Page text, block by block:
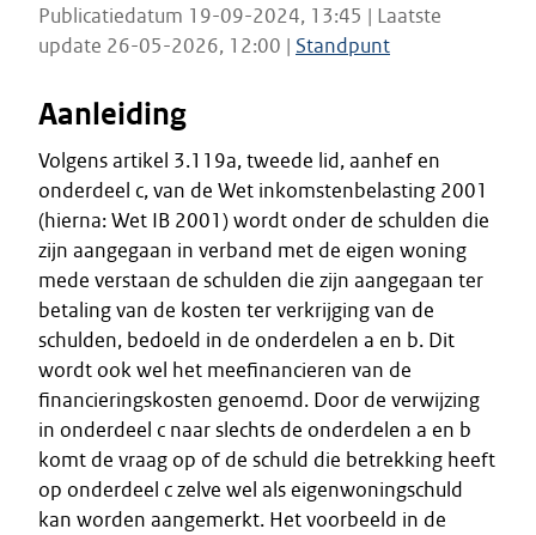
Publicatiedatum 19-09-2024, 13:45 | Laatste
update 26-05-2026, 12:00 | Standpunt
Aanleiding
Volgens artikel 3.119a, tweede lid, aanhef en
onderdeel c, van de Wet inkomstenbelasting 2001
(hierna: Wet IB 2001) wordt onder de schulden die
zijn aangegaan in verband met de eigen woning
mede verstaan de schulden die zijn aangegaan ter
betaling van de kosten ter verkrijging van de
schulden, bedoeld in de onderdelen a en b. Dit
wordt ook wel het meefinancieren van de
financieringskosten genoemd. Door de verwijzing
in onderdeel c naar slechts de onderdelen a en b
komt de vraag op of de schuld die betrekking heeft
op onderdeel c zelve wel als eigenwoningschuld
kan worden aangemerkt. Het voorbeeld in de